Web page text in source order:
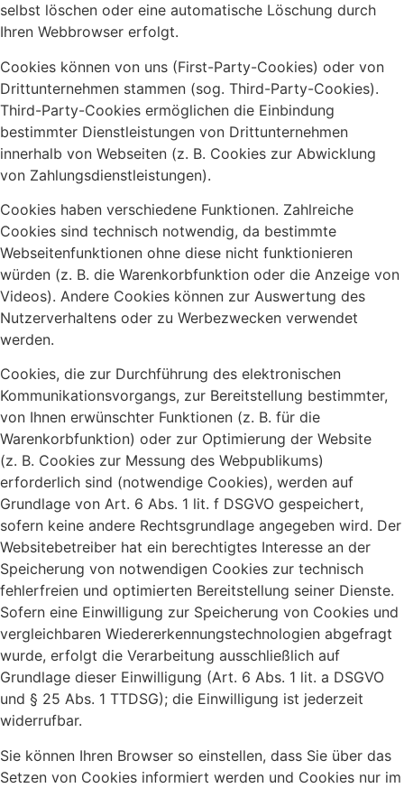
selbst löschen oder eine automatische Löschung durch
Ihren Webbrowser erfolgt.
Cookies können von uns (First-Party-Cookies) oder von
Drittunternehmen stammen (sog. Third-Party-Cookies).
Third-Party-Cookies ermöglichen die Einbindung
bestimmter Dienstleistungen von Drittunternehmen
innerhalb von Webseiten (z. B. Cookies zur Abwicklung
von Zahlungsdienstleistungen).
Cookies haben verschiedene Funktionen. Zahlreiche
Cookies sind technisch notwendig, da bestimmte
Webseitenfunktionen ohne diese nicht funktionieren
würden (z. B. die Warenkorbfunktion oder die Anzeige von
Videos). Andere Cookies können zur Auswertung des
Nutzerverhaltens oder zu Werbezwecken verwendet
werden.
Cookies, die zur Durchführung des elektronischen
Kommunikationsvorgangs, zur Bereitstellung bestimmter,
von Ihnen erwünschter Funktionen (z. B. für die
Warenkorbfunktion) oder zur Optimierung der Website
(z. B. Cookies zur Messung des Webpublikums)
erforderlich sind (notwendige Cookies), werden auf
Grundlage von Art. 6 Abs. 1 lit. f DSGVO gespeichert,
sofern keine andere Rechtsgrundlage angegeben wird. Der
Websitebetreiber hat ein berechtigtes Interesse an der
Speicherung von notwendigen Cookies zur technisch
fehlerfreien und optimierten Bereitstellung seiner Dienste.
Sofern eine Einwilligung zur Speicherung von Cookies und
vergleichbaren Wiedererkennungstechnologien abgefragt
wurde, erfolgt die Verarbeitung ausschließlich auf
Grundlage dieser Einwilligung (Art. 6 Abs. 1 lit. a DSGVO
und § 25 Abs. 1 TTDSG); die Einwilligung ist jederzeit
widerrufbar.
Sie können Ihren Browser so einstellen, dass Sie über das
Setzen von Cookies informiert werden und Cookies nur im